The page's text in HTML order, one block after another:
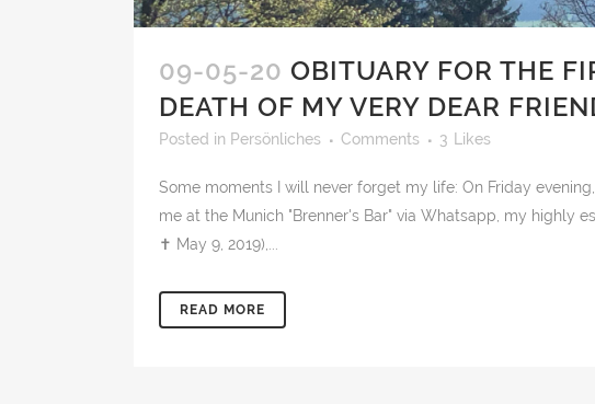
09-05-20 OBITUARY FOR THE
DEATH OF MY VERY DEAR
Posted in Persönliches Comments 3 Likes
Some moments I will never forget my life: On Friday
me at the Munich "Brenner's Bar" via Whatsapp, my highly
✝︎ May 9, 2019),...
READ MORE